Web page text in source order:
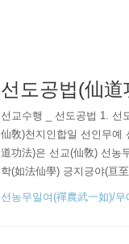
선도공법(仙
선교수행 _ 선도공법 1. 선
仙敎)천지인합일 선인무예
道功法)은 선교(仙敎) 선농
학(如法仙學) 긍지긍야(亘
典』 禪農武 根理相化 篇
선농무일여(禪農武一如)/무